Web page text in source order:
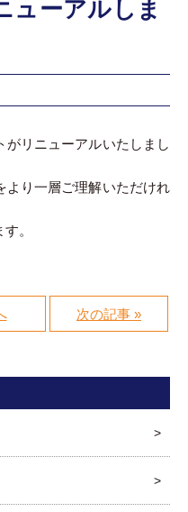
ューアルしま
がリニューアルいたしまし
より一層ご理解いただけれ
。
次の記事 »